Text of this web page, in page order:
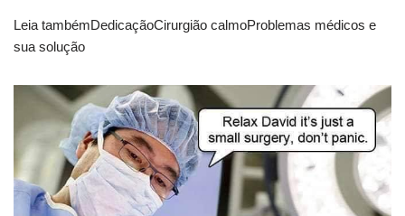
Leia tambémDedicaçãoCirurgião calmoProblemas médicos e
sua solução